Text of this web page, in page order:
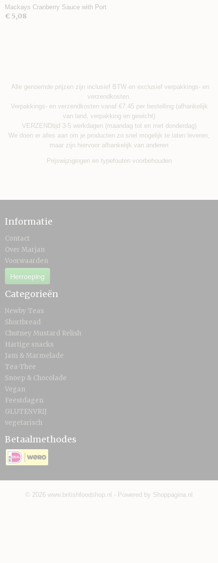
Mackays Cranberry Sauce with Port
€ 5,08
Alle genoemde prijzen zijn inclusief BTW en exclusief verpakkings- en
verzendkosten.
Verpakkings- en verzendkosten vanaf €7,45 per bestelling (afhankelijk
van land, verpakking en gewicht)
VERZENDtijd 3-5 werkdagen (maandag tot en met donderdag)
We doen er alles aan om je producten zo snel mogelijk te laten leveren,
maar zijn hiervoor afhankelijk van anderen
Prijswijzigingen en typefouten voorbehouden
Informatie
Contact
Over Marjan
Voorwaarden
Herroeping
Categorieën
Newby Teas
Shortbread
Chutney Mustard Relish
Hartige snacks
Jam & Marmelade
Tea-Thee
Snoep & Chocolade
Vegan
Feestdagen
GLUTENVRIJ
vegetarisch
Betaalmethodes
© 2026 www.britishfoodshop.nl - Powered by Shoppagina.nl